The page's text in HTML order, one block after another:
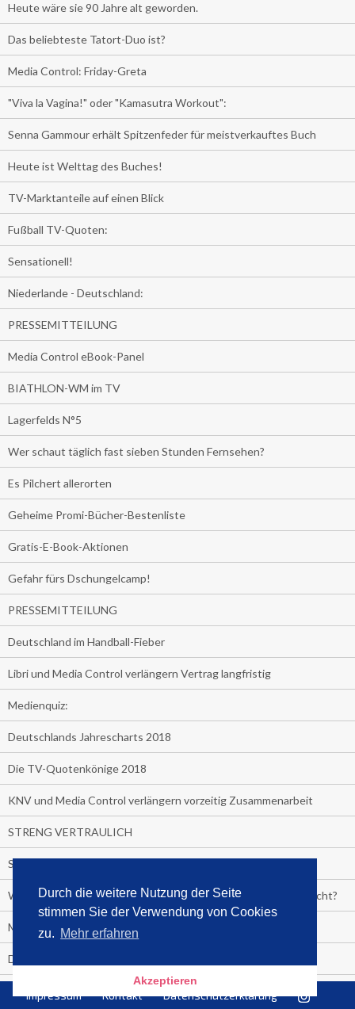
Durch die weitere Nutzung der Seite
stimmen Sie der Verwendung von Cookies
zu. Mehr erfahren
Akzeptieren
Heute wäre sie 90 Jahre alt geworden.
Das beliebteste Tatort-Duo ist?
Media Control: Friday-Greta
"Viva la Vagina!" oder "Kamasutra Workout":
Senna Gammour erhält Spitzenfeder für meistverkauftes Buch
Heute ist Welttag des Buches!
TV-Marktanteile auf einen Blick
Fußball TV-Quoten:
Sensationell!
Niederlande - Deutschland:
PRESSEMITTEILUNG
Media Control eBook-Panel
BIATHLON-WM im TV
Lagerfelds N°5
Wer schaut täglich fast sieben Stunden Fernsehen?
Es Pilchert allerorten
Geheime Promi-Bücher-Bestenliste
Gratis-E-Book-Aktionen
Gefahr fürs Dschungelcamp!
PRESSEMITTEILUNG
Deutschland im Handball-Fieber
Libri und Media Control verlängern Vertrag langfristig
Medienquiz:
Deutschlands Jahrescharts 2018
Die TV-Quotenkönige 2018
KNV und Media Control verlängern vorzeitig Zusammenarbeit
STRENG VERTRAULICH
Streaming verändert TV?
Welcher TV-Sender hat seine Marktanteile seit 2013 vervierfacht?
Michelle for President!
Das gruseligste Buch aller Zeiten
Impressum Kontakt Datenschutzerklärung